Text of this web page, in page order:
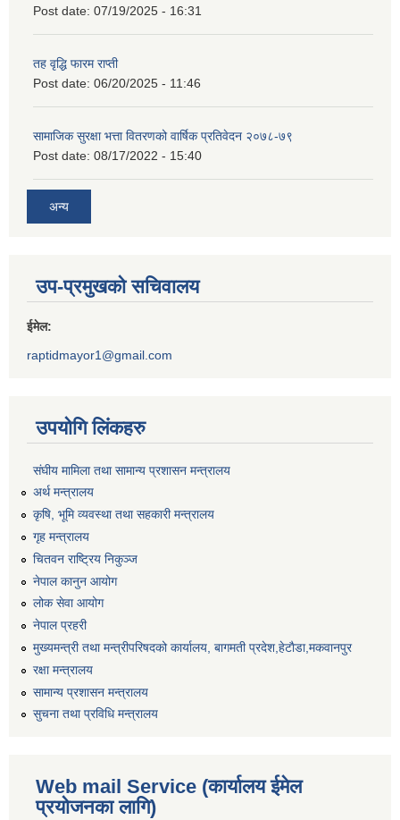
Post date: 07/19/2025 - 16:31
तह वृद्धि फारम राप्ती
Post date: 06/20/2025 - 11:46
सामाजिक सुरक्षा भत्ता वितरणको वार्षिक प्रतिवेदन २०७८-७९
Post date: 08/17/2022 - 15:40
अन्य
उप-प्रमुखको सचिवालय
ईमेल:
raptidmayor1@gmail.com
उपयोगि लिंकहरु
संघीय मामिला तथा सामान्य प्रशासन मन्त्रालय
अर्थ मन्त्रालय
कृषि, भूमि व्यवस्था तथा सहकारी मन्त्रालय
गृह मन्त्रालय
चितवन राष्ट्रिय निकुञ्ज
नेपाल कानुन आयोग
लोक सेवा आयोग
नेपाल प्रहरी
मुख्यमन्त्री तथा मन्त्रीपरिषदको कार्यालय, बागमती प्रदेश,हेटाैडा,मकवानपुर
रक्षा मन्त्रालय
सामान्य प्रशासन मन्त्रालय
सुचना तथा प्रविधि मन्त्रालय
Web mail Service (कार्यालय ईमेल
प्रयोजनका लागि)